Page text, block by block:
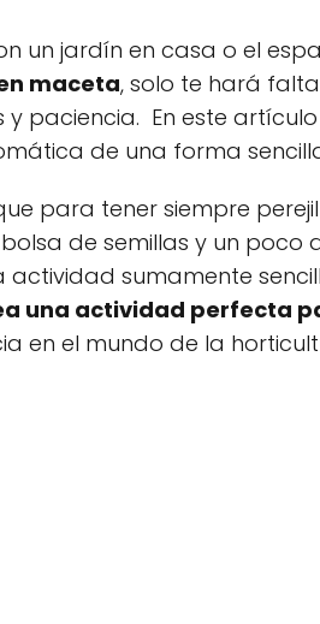
un jardín en casa o el
maceta, solo te hará
paciencia. En este
de una forma
para tener siempre
de semillas y un poco
actividad sumamente
una actividad perfecta
en el mundo de la